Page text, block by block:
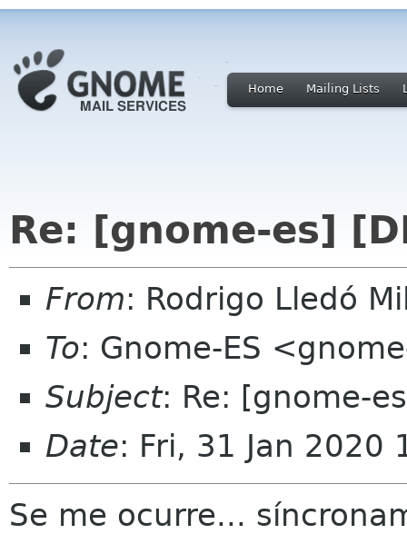
Home Mailing Lists
Re: [gnome-es]
From: Rodrigo Lledó
To: Gnome-ES
Subject: Re: [gnome-
Date: Fri, 31 Jan
Se me ocurre...